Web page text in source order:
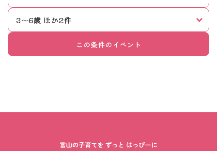
3〜6歳 ほか2件
この条件のイベント